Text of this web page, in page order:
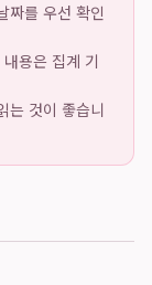
짜를 우선 확인
용은 집계 기
는 것이 좋습니